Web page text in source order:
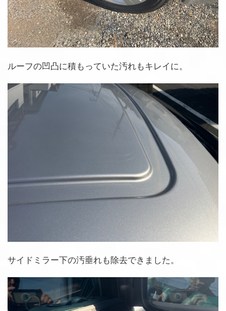
ルーフの凹凸に積もっていた汚れもキレイに。
サイドミラー下の汚垂れも除去できました。